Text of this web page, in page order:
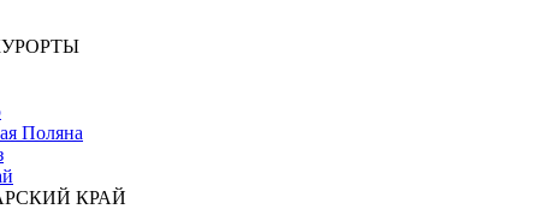
Поляна
КРАЙ